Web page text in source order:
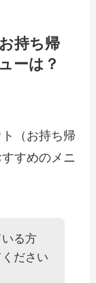
ち帰りセット
司のテイクア
ー一覧！予
ン情報も解説
のテイクア
りの予約・注
説
持ち帰
ーは？
（お持ち帰
すめのメニ
る方
ださい